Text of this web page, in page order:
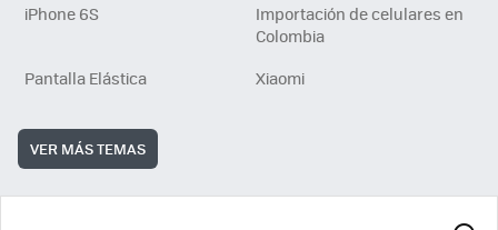
iPhone 6S
Importación de celulares en
Colombia
Pantalla Elástica
Xiaomi
VER MÁS TEMAS